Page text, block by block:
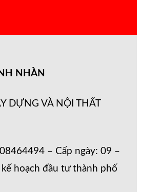
NHÀN
DỰNG VÀ NỘI THẤT
– Cấp ngày: 09 –
hoạch đầu tư thành phố